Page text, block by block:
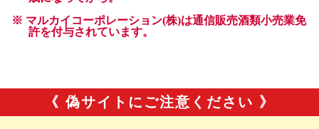
《 偽サイトにご注意ください 》